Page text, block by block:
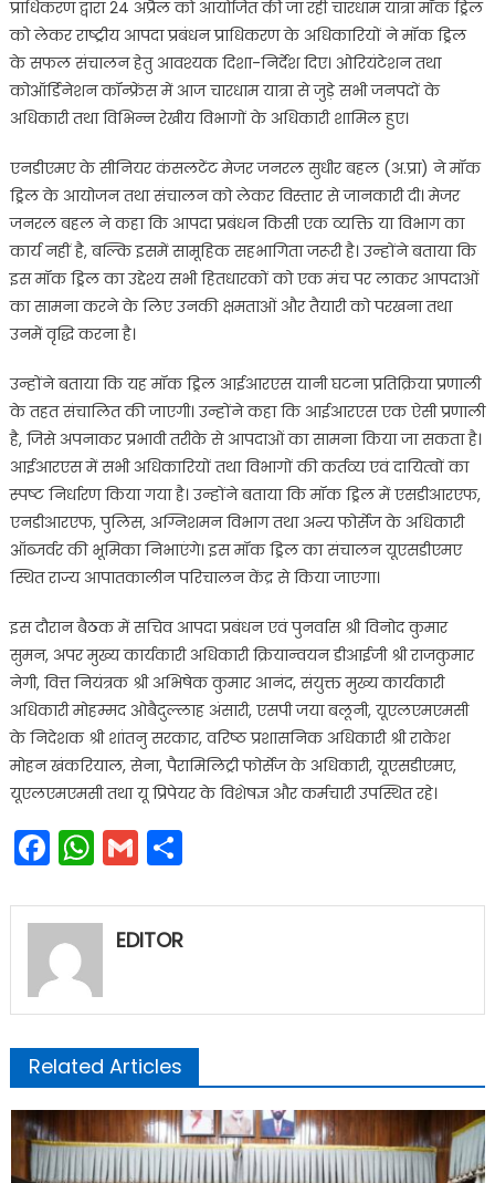
प्राधिकरण द्वारा 24 अप्रैल को आयोजित की जा रही चारधाम यात्रा मॉक ड्रिल
को लेकर राष्ट्रीय आपदा प्रबंधन प्राधिकरण के अधिकारियों ने मॉक ड्रिल
के सफल संचालन हेतु आवश्यक दिशा-निर्देश दिए। ओरियंटेशन तथा
कोऑर्डिनेशन कॉन्फ्रेंस में आज चारधाम यात्रा से जुड़े सभी जनपदों के
अधिकारी तथा विभिन्न रेखीय विभागों के अधिकारी शामिल हुए।
एनडीएमए के सीनियर कंसलटेंट मेजर जनरल सुधीर बहल (अ.प्रा) ने मॉक
ड्रिल के आयोजन तथा संचालन को लेकर विस्तार से जानकारी दी। मेजर
जनरल बहल ने कहा कि आपदा प्रबंधन किसी एक व्यक्ति या विभाग का
कार्य नहीं है, बल्कि इसमें सामूहिक सहभागिता जरूरी है। उन्होंने बताया कि
इस मॉक ड्रिल का उद्देश्य सभी हितधारकों को एक मंच पर लाकर आपदाओं
का सामना करने के लिए उनकी क्षमताओं और तैयारी को परखना तथा
उनमें वृद्धि करना है।
उन्होंने बताया कि यह मॉक ड्रिल आईआरएस यानी घटना प्रतिक्रिया प्रणाली
के तहत संचालित की जाएगी। उन्होंने कहा कि आईआरएस एक ऐसी प्रणाली
है, जिसे अपनाकर प्रभावी तरीके से आपदाओं का सामना किया जा सकता है।
आईआरएस में सभी अधिकारियों तथा विभागों की कर्तव्य एवं दायित्वों का
स्पष्ट निर्धारण किया गया है। उन्होंने बताया कि मॉक ड्रिल में एसडीआरएफ,
एनडीआरएफ, पुलिस, अग्निशमन विभाग तथा अन्य फोर्सेज के अधिकारी
ऑब्जर्वर की भूमिका निभाएंगे। इस मॉक ड्रिल का संचालन यूएसडीएमए
स्थित राज्य आपातकालीन परिचालन केंद्र से किया जाएगा।
इस दौरान बैठक में सचिव आपदा प्रबंधन एवं पुनर्वास श्री विनोद कुमार
सुमन, अपर मुख्य कार्यकारी अधिकारी क्रियान्वयन डीआईजी श्री राजकुमार
नेगी, वित्त नियंत्रक श्री अभिषेक कुमार आनंद, संयुक्त मुख्य कार्यकारी
अधिकारी मोहम्मद ओबैदुल्लाह अंसारी, एसपी जया बलूनी, यूएलएमएमसी
के निदेशक श्री शांतनु सरकार, वरिष्ठ प्रशासनिक अधिकारी श्री राकेश
मोहन खंकरियाल, सेना, पैरामिलिट्री फोर्सेज के अधिकारी, यूएसडीएमए,
यूएलएमएमसी तथा यू प्रिपेयर के विशेषज्ञ और कर्मचारी उपस्थित रहे।
Facebook
WhatsApp
GmailShare
EDITOR
Related Articles